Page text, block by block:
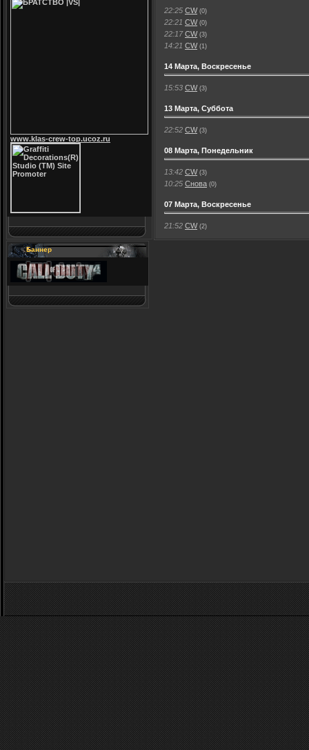
www.klas-crew-top.ucoz.ru
Баннер
22:25 CW (0)
22:21 СW (0)
22:17 CW (3)
14:21 СW (1)
14 Марта, Воскресенье
15:53 CW (3)
13 Марта, Суббота
22:52 CW (3)
08 Марта, Понедельник
13:42 CW (3)
10:25 Снова (0)
07 Марта, Воскресенье
21:52 CW (2)